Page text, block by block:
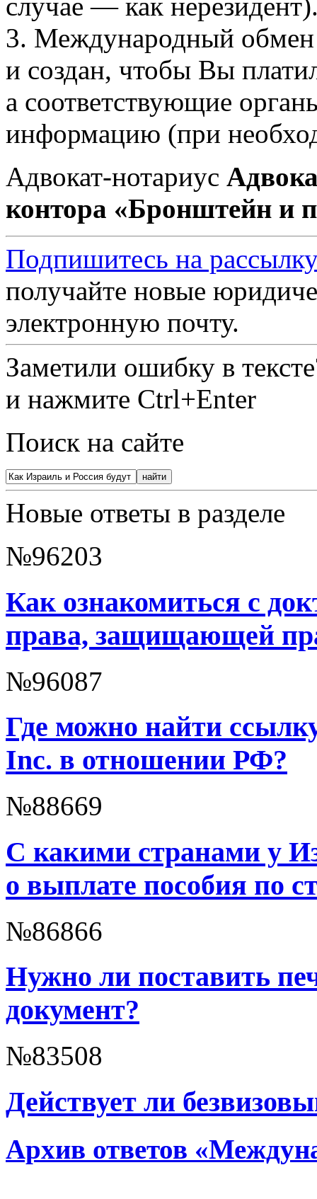
случае — как
3. Международный обмен
и создан, чтобы Вы
а соответствующие
информацию (при
Адвокат-нотариус
контора «Бронштейн и
Подпишитесь на
получайте новые
электронную почту.
Заметили ошибку в
и нажмите Ctrl+Enter
Поиск на сайте
Новые ответы в разделе
№96203
Как ознакомиться с
права, защищающей
№96087
Где можно найти
Inc. в отношении РФ?
№88669
С какими странами у
о выплате пособия по
№86866
Нужно ли поставить
документ?
№83508
Действует ли
Архив ответов